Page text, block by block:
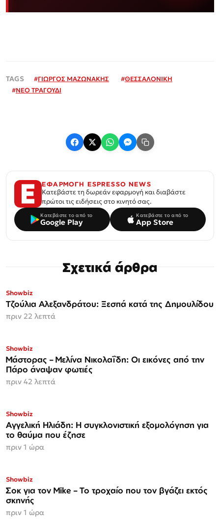
#ΓΙΩΡΓΟΣ ΜΑΖΩΝΑΚΗΣ #ΘΕΣΣΑΛΟΝΙΚΗ
#ΝΕΟ ΤΡΑΓΟΥΔΙ
ΕΦΑΡΜΟΓΗ ESPRESSO NEWS
Κατεβάστε τη δωρεάν εφαρμογή και διαβάστε
πρώτοι τις ειδήσεις στο κινητό σας.
Κατεβάστε το από το
Google Play
Κατεβάστε το από το
App Store
Σχετικά άρθρα
Showbiz
Τζούλια Αλεξανδράτου: Ξεσπά κατά της Δημουλίδου
πριν 22 λεπτά
Showbiz
Μάστορας – Μελίνα Νικολαΐδη: Οι εικόνες από την
Πάρο άναψαν φωτιές
πριν 42 λεπτά
Showbiz
Αγγελική Ηλιάδη: Η συγκλονιστική εξομολόγηση για
το θαύμα που έζησε
πριν 1 ώρα
Showbiz
Σοκ για τον Mike – Το τροχαίο που τον βγάζει εκτός
σκηνής
πριν 1 ώρα